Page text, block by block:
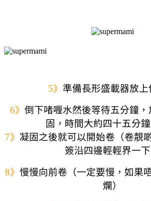
5》 準備長形盛載器放上
6》 倒下啫喱水然後等待五分鐘
固，時間大約四十五分鐘
7》 凝固之後就可以開始卷（卷靚
簽沿四邊輕輕界一下
8》 慢慢向前卷（一定要慢，如果
爛）